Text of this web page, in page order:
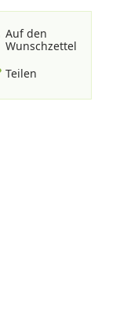
Auf den
Wunschzettel
Teilen